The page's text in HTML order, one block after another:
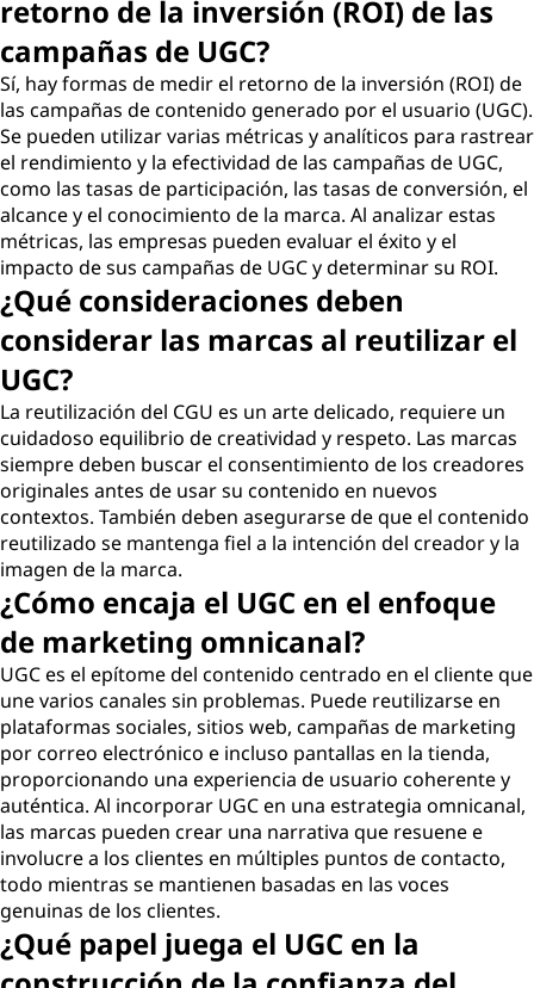
retorno de la inversión (ROI) de las
campañas de UGC?
Sí, hay formas de medir el retorno de la inversión (ROI) de
las campañas de contenido generado por el usuario (UGC).
Se pueden utilizar varias métricas y analíticos para rastrear
el rendimiento y la efectividad de las campañas de UGC,
como las tasas de participación, las tasas de conversión, el
alcance y el conocimiento de la marca. Al analizar estas
métricas, las empresas pueden evaluar el éxito y el
impacto de sus campañas de UGC y determinar su ROI.
¿Qué consideraciones deben
considerar las marcas al reutilizar el
UGC?
La reutilización del CGU es un arte delicado, requiere un
cuidadoso equilibrio de creatividad y respeto. Las marcas
siempre deben buscar el consentimiento de los creadores
originales antes de usar su contenido en nuevos
contextos. También deben asegurarse de que el contenido
reutilizado se mantenga fiel a la intención del creador y la
imagen de la marca.
¿Cómo encaja el UGC en el enfoque
de marketing omnicanal?
UGC es el epítome del contenido centrado en el cliente que
une varios canales sin problemas. Puede reutilizarse en
plataformas sociales, sitios web, campañas de marketing
por correo electrónico e incluso pantallas en la tienda,
proporcionando una experiencia de usuario coherente y
auténtica. Al incorporar UGC en una estrategia omnicanal,
las marcas pueden crear una narrativa que resuene e
involucre a los clientes en múltiples puntos de contacto,
todo mientras se mantienen basadas en las voces
genuinas de los clientes.
¿Qué papel juega el UGC en la